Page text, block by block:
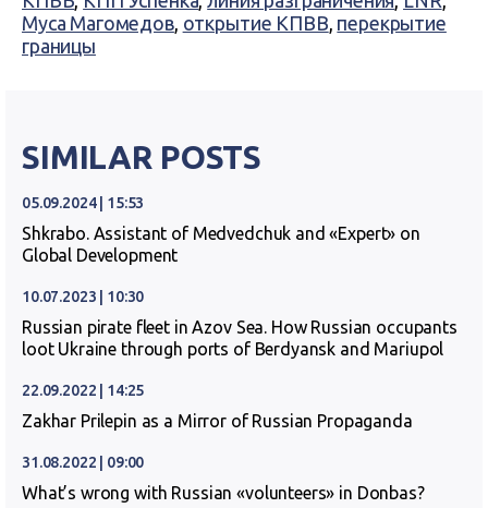
Муса Магомедов, открытие КПВВ, перекрытие
границы
SIMILAR POSTS
05.09.2024 | 15:53
Shkrabo. Assistant of Medvedchuk and «Expert» on
Global Development
10.07.2023 | 10:30
Russian pirate fleet in Azov Sea. How Russian occupants
loot Ukraine through ports of Berdyansk and Mariupol
22.09.2022 | 14:25
Zakhar Prilepin as a Mirror of Russian Propaganda
31.08.2022 | 09:00
What’s wrong with Russian «volunteers» in Donbas?